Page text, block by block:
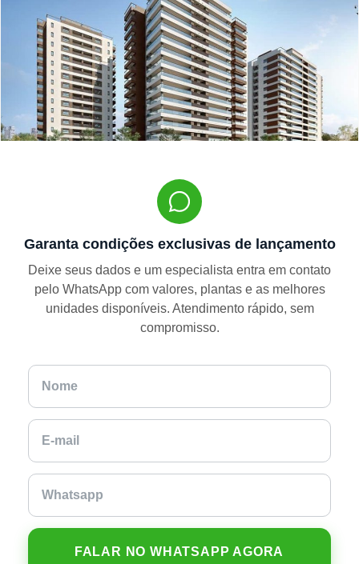
Garanta condições exclusivas de lançamento
Deixe seus dados e um especialista entra em contato
pelo WhatsApp com valores, plantas e as melhores
unidades disponíveis. Atendimento rápido, sem
compromisso.
FALAR NO WHATSAPP AGORA